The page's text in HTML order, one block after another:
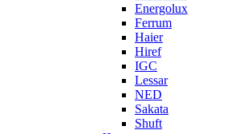
Energolux
Ferrum
Haier
Hiref
IGC
Lessar
NED
Sakata
Shuft